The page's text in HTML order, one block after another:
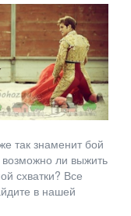
так знаменит бой
ли выжить
схватки? Все
в нашей